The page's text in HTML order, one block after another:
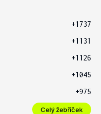
+1737
+1131
+1126
+1045
+975
Celý žebříček